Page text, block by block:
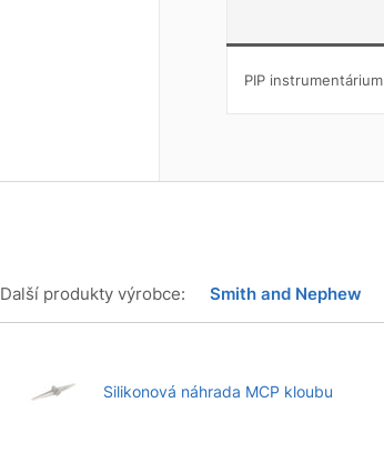
PIP instrumentárium
Další produkty výrobce: Smith and Nephew
Silikonová náhrada MCP kloubu